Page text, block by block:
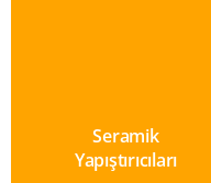
Seramik
Yapıştırıcıları